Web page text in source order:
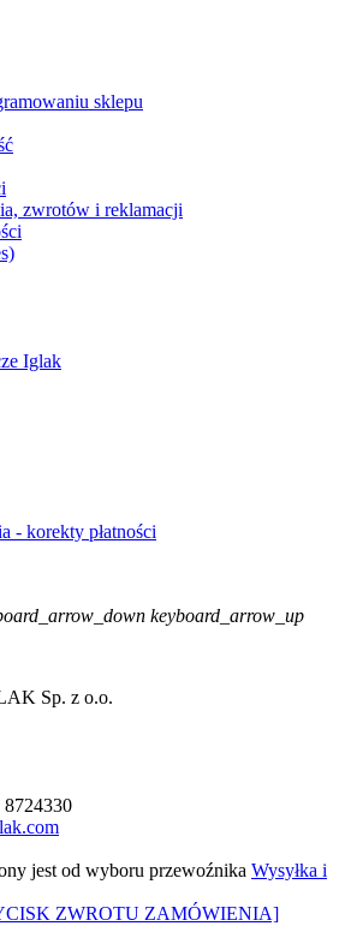
sklepu
zwrotów i reklamacji
Iglak
- korekty płatności
keyboard_arrow_up
Sp. z o.o.
8724330
jest od wyboru przewoźnika Wysyłka i
ZWROTU ZAMÓWIENIA]